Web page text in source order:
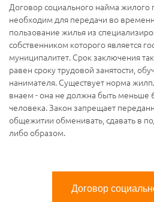
Договор социального найма
необходим для передачи во
пользование жилья из
собственником которого является
муниципалитет. Срок заключения
равен сроку трудовой занятости,
нанимателя. Существует норма
внаем - она не должна быть меньше
человека. Закон запрещает
общежитии обменивать, сдавать в
либо образом.
Договор